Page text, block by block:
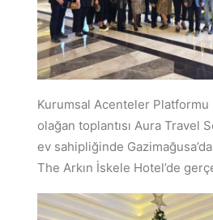
Kurumsal Acenteler Platformu
olağan toplantısı Aura Travel
ev sahipliğinde Gazimağusa’da
The Arkın İskele Hotel’de